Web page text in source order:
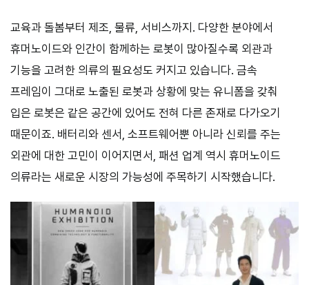
교육과 돌봄부터 제조, 물류, 서비스까지. 다양한 분야에서
휴머노이드와 인간이 함께하는 로봇이 많아질수록 외관과
기능을 고려한 의류의 필요성도 커지고 있습니다. 금속
프레임이 그대로 노출된 로봇과 상황에 맞는 유니폼을 갖춰
입은 로봇은 같은 공간에 있어도 전혀 다른 존재로 다가오기
때문이죠. 배터리와 센서, 소프트웨어뿐 아니라 신뢰를 주는
외관에 대한 고민이 이어지면서, 패션 업계 역시 휴머노이드
의류라는 새로운 시장의 가능성에 주목하기 시작했습니다.